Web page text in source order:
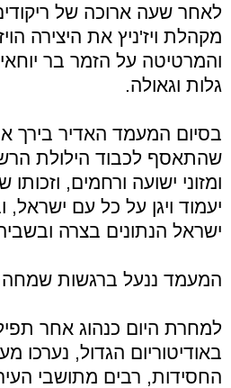
לאחר שעה ארוכה של
מקהלת ויז'ניץ את היצירה
והמרטיטה על הזמר בר יוחאי,
גלות וגאולה.
בסיום המעמד האדיר בירך
שהתאסף לכבוד הילולת
ומזוני ישועה ורחמים,
יעמוד ויגן על כל עם
ישראל הנתונים בצרה
המעמד ננעל ברגשות שמחה
למחרת היום כנהוג אחר
באודיטוריום הגדול, נערכו
החסידות, רבים מתושבי